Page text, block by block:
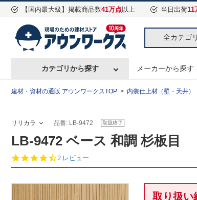
【国内最大級】掲載商品数41万点以上 当日出荷11
全カテゴリ
カテゴリから探す メーカーから探す
建材・資材の通販 アウンワークスTOP 内装仕上材（壁・天井）
リリカラ 品番: LB-9472 取扱終了
LB-9472 ベース 和調 杉板目
4.
5
t
a
2 レビュー
取り扱い